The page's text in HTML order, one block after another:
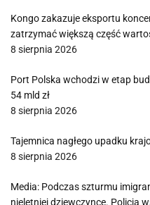
Kongo zakazuje eksportu
zatrzymać większą część
8 sierpnia 2026
Port Polska wchodzi w etap
54 mld zł
8 sierpnia 2026
Tajemnica nagłego upadku
8 sierpnia 2026
Media: Podczas szturmu
nieletniej dziewczynce. Policja